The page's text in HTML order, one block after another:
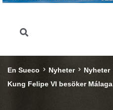
En Sueco Nyheter
Nyheter
Kung Felipe VI besöker Málaga